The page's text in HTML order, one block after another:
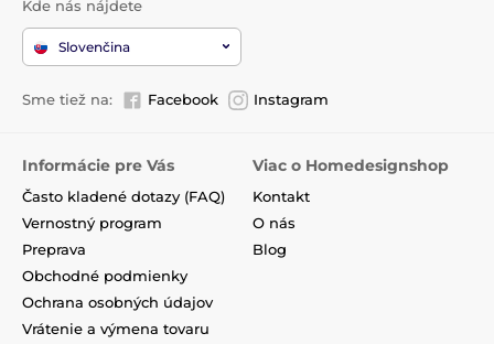
Kde nás nájdete
Slovenčina
Sme tiež na: Facebook Instagram
Informácie pre Vás
Často kladené dotazy (FAQ)
Vernostný program
Preprava
Obchodné podmienky
Ochrana osobných údajov
Vrátenie a výmena tovaru
Viac o Homedesignshop
Kontakt
O nás
Blog